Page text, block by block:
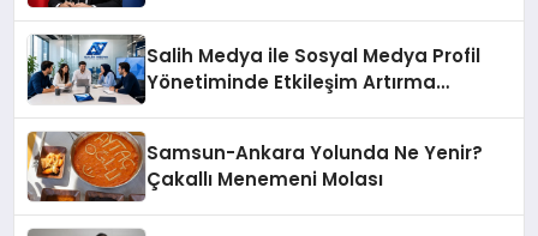
Salih Medya ile Sosyal Medya Profil
Yönetiminde Etkileşim Artırma
Samsun-Ankara Yolunda Ne Yenir?
Çakallı Menemeni Molası